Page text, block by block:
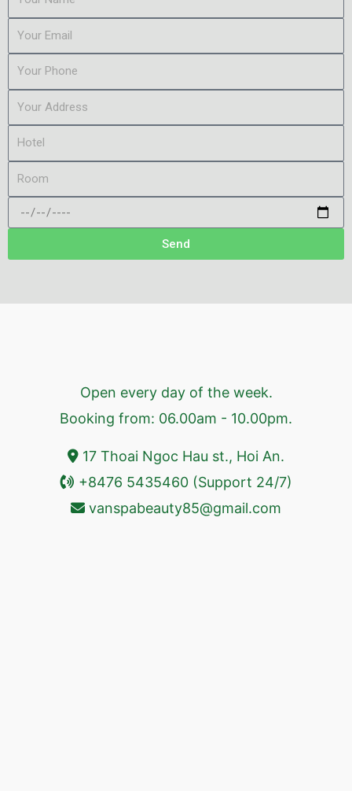
Send
Open every day of the week.
Booking from: 06.00am - 10.00pm.
17 Thoai Ngoc Hau st., Hoi An.
+8476 5435460 (Support 24/7)
vanspabeauty85@gmail.com